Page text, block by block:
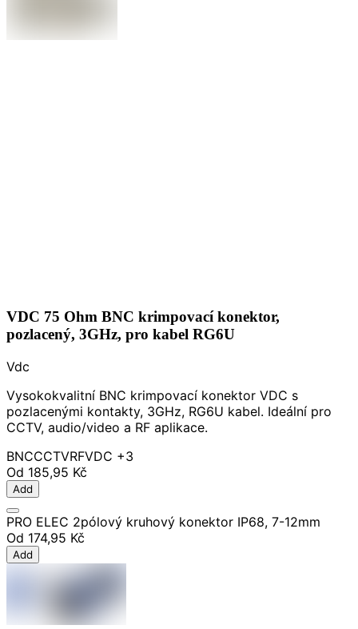
VDC 75 Ohm BNC krimpovací konektor,
pozlacený, 3GHz, pro kabel RG6U
Vdc
Vysokokvalitní BNC krimpovací konektor VDC s
pozlacenými kontakty, 3GHz, RG6U kabel. Ideální pro
CCTV, audio/video a RF aplikace.
BNCCCTVRFVDC +3
Od 185,95 Kč
Add
PRO ELEC 2pólový kruhový konektor IP68, 7-12mm
Od 174,95 Kč
Add